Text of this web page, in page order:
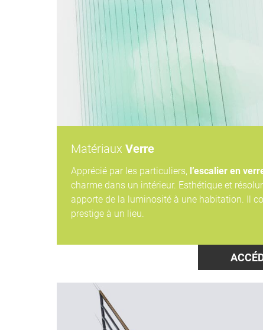
Matériaux Verre
Apprécié par les particuliers, l’escalier en
charme dans un intérieur. Esthétique et
apporte de la luminosité à une habitation. Il
prestige à un lieu.